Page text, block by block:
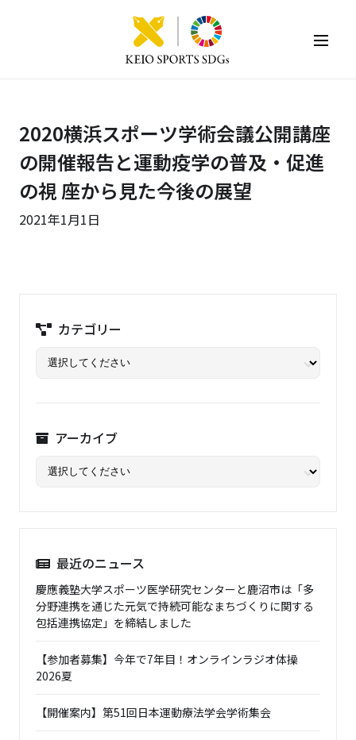
2020横浜スポーツ学術会議公開講座
の開催報告と運動疫学の普及・促進
の視 座から見た今後の展望
2021年1月1日
カテゴリー
アーカイブ
最近のニュース
慶應義塾大学スポーツ医学研究センターと鹿沼市は「多
分野連携を通じた元気で持続可能なまちづくりに関する
包括連携協定」を締結しました
【参加者募集】今年で7年目！オンラインラジオ体操
2026夏
【開催案内】第51回日本運動療法学会学術集会